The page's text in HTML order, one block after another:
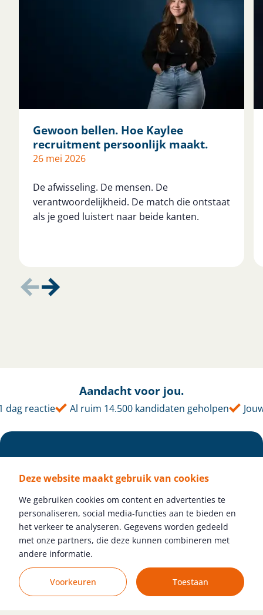
Deze website maakt gebruik van cookies
We gebruiken cookies om content en advertenties te
personaliseren, social media-functies aan te bieden en
het verkeer te analyseren. Gegevens worden gedeeld
met onze partners, die deze kunnen combineren met
andere informatie.
Voorkeuren Toestaan
Gewoon bellen. Hoe Kaylee
recruitment persoonlijk maakt.
26 mei 2026
De afwisseling. De mensen. De
verantwoordelijkheid. De match die ontstaat
als je goed luistert naar beide kanten.
Aandacht voor jou.
reactie Al ruim 14.500 kandidaten geholpen Jouw